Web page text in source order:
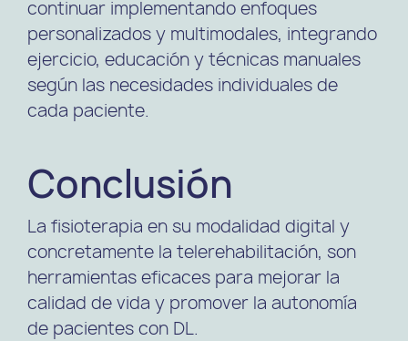
continuar implementando enfoques
personalizados y multimodales, integrando
ejercicio, educación y técnicas manuales
según las necesidades individuales de
cada paciente.
Conclusión
La fisioterapia en su modalidad digital y
concretamente la telerehabilitación, son
herramientas eficaces para mejorar la
calidad de vida y promover la autonomía
de pacientes con DL.